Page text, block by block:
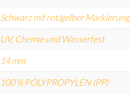
Schwarz mit rot/gelber Markierung
UV, Chemie und Wasserfest
14 mm
100 % POLYPROPYLEN (PP)